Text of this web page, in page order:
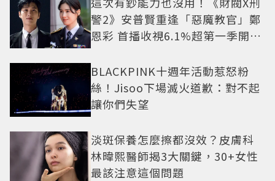
警2》安普賢重逢「惡魔教官」鄭
恩彩 首播收視6.1%超第一季開紅
BLACKPINK十週年活動惹怒粉
絲！Jisoo下場滅火道歉：對不起
讓你們失望
淡斑保養怎麼擦都沒效？皮膚科
林暐熙醫師揭3大關鍵，30+女性
最該注意這個問題